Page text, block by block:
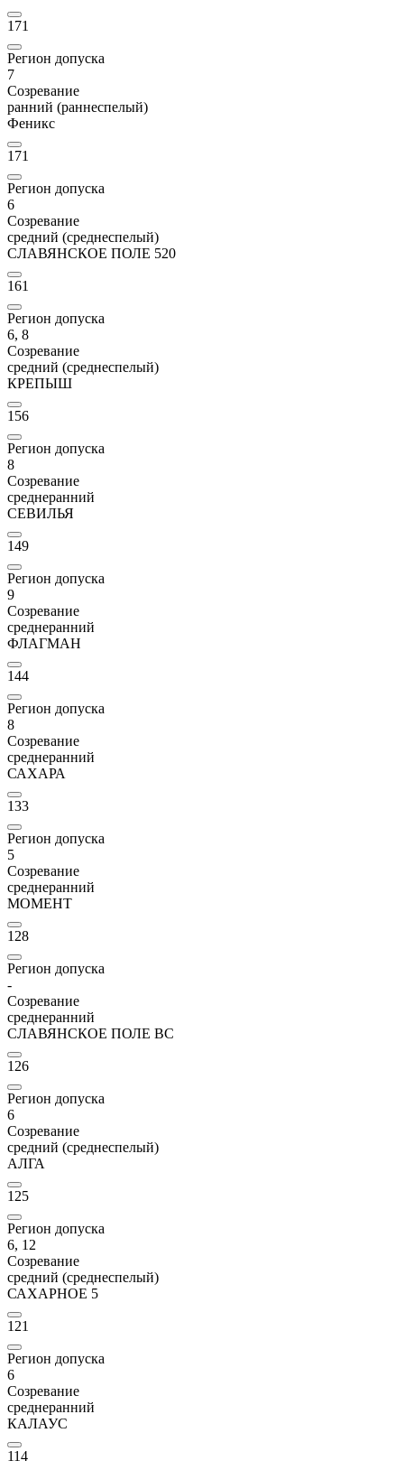
171
Регион допуска
7
Созревание
ранний (раннеспелый)
Феникс
171
Регион допуска
6
Созревание
средний (среднеспелый)
СЛАВЯНСКОЕ ПОЛЕ 520
161
Регион допуска
6, 8
Созревание
средний (среднеспелый)
КРЕПЫШ
156
Регион допуска
8
Созревание
среднеранний
СЕВИЛЬЯ
149
Регион допуска
9
Созревание
среднеранний
ФЛАГМАН
144
Регион допуска
8
Созревание
среднеранний
САХАРА
133
Регион допуска
5
Созревание
среднеранний
МОМЕНТ
128
Регион допуска
-
Созревание
среднеранний
СЛАВЯНСКОЕ ПОЛЕ ВС
126
Регион допуска
6
Созревание
средний (среднеспелый)
АЛГА
125
Регион допуска
6, 12
Созревание
средний (среднеспелый)
САХАРНОЕ 5
121
Регион допуска
6
Созревание
среднеранний
КАЛАУС
114